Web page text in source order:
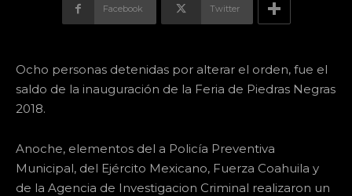
Facebook Twitter
Ocho personas detenidas por alterar el orden, fue el
saldo de la inauguración de la Feria de Piedras Negras
2018.
Anoche, elementos del a Policía Preventiva
Municipal, del Ejército Mexicano, Fuerza Coahuila y
de la Agencia de Investigacion Criminal realizaron un